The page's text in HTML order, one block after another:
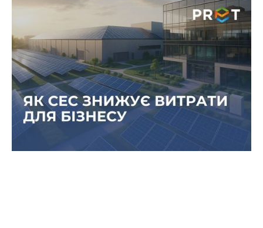
Як сонячна генерація допомагає
знизити енергетичні витрати та
підвищити маржинальність бізнесу
Власна СЕС дозволяє не лише зменшити
витрати на електроенергію, але й стабілізувати
операційні процеси, що безпосередньо впливає
на маржинальність продукції чи послуг.